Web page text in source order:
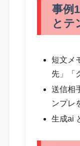
事例
とテ
短文メ
先」「
送信相
ンプレ
生成ai